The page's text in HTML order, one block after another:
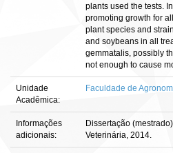
plants used the tests.
promoting growth for
plant species and
and soybeans in all
gemmatalis, possibly
not enough to cause
Unidade
Acadêmica:
Faculdade de
Informações
adicionais:
Dissertação
Veterinária, 2014.